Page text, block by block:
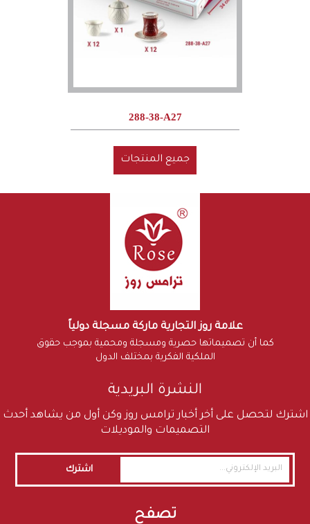
288-38-A27
جميع المنتجات
علامة روز التجارية ماركة مسجلة دولياً
كما أن تصميماتها حصرية ومسجلة ومحمية بموجب حقوق
الملكية الفكرية بمختلف الدول
النشرة البريدية
اشترك لتحصل على أخر أخبار ترامس روز وكن أول من يشاهد أحدث
التصميمات والموديلات
اشترك
تصفح